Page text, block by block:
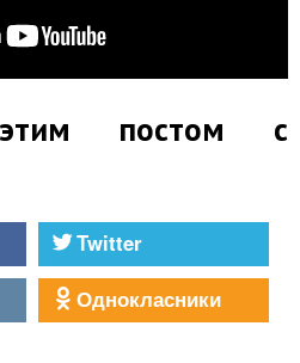
этим постом с
Twitter
Однокласники